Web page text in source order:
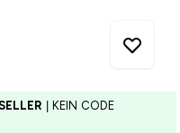
| KEIN CODE